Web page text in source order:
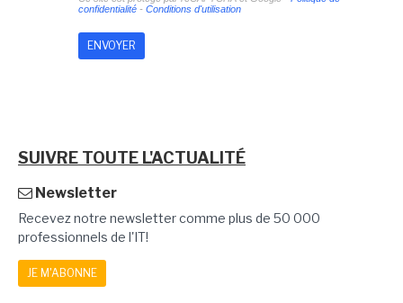
confidentialité- Conditions d'utilisation
SUIVRE TOUTE L'ACTUALITÉ
Newsletter
Recevez notre newsletter comme plus de 50 000
professionnels de l'IT!
JE M'ABONNE